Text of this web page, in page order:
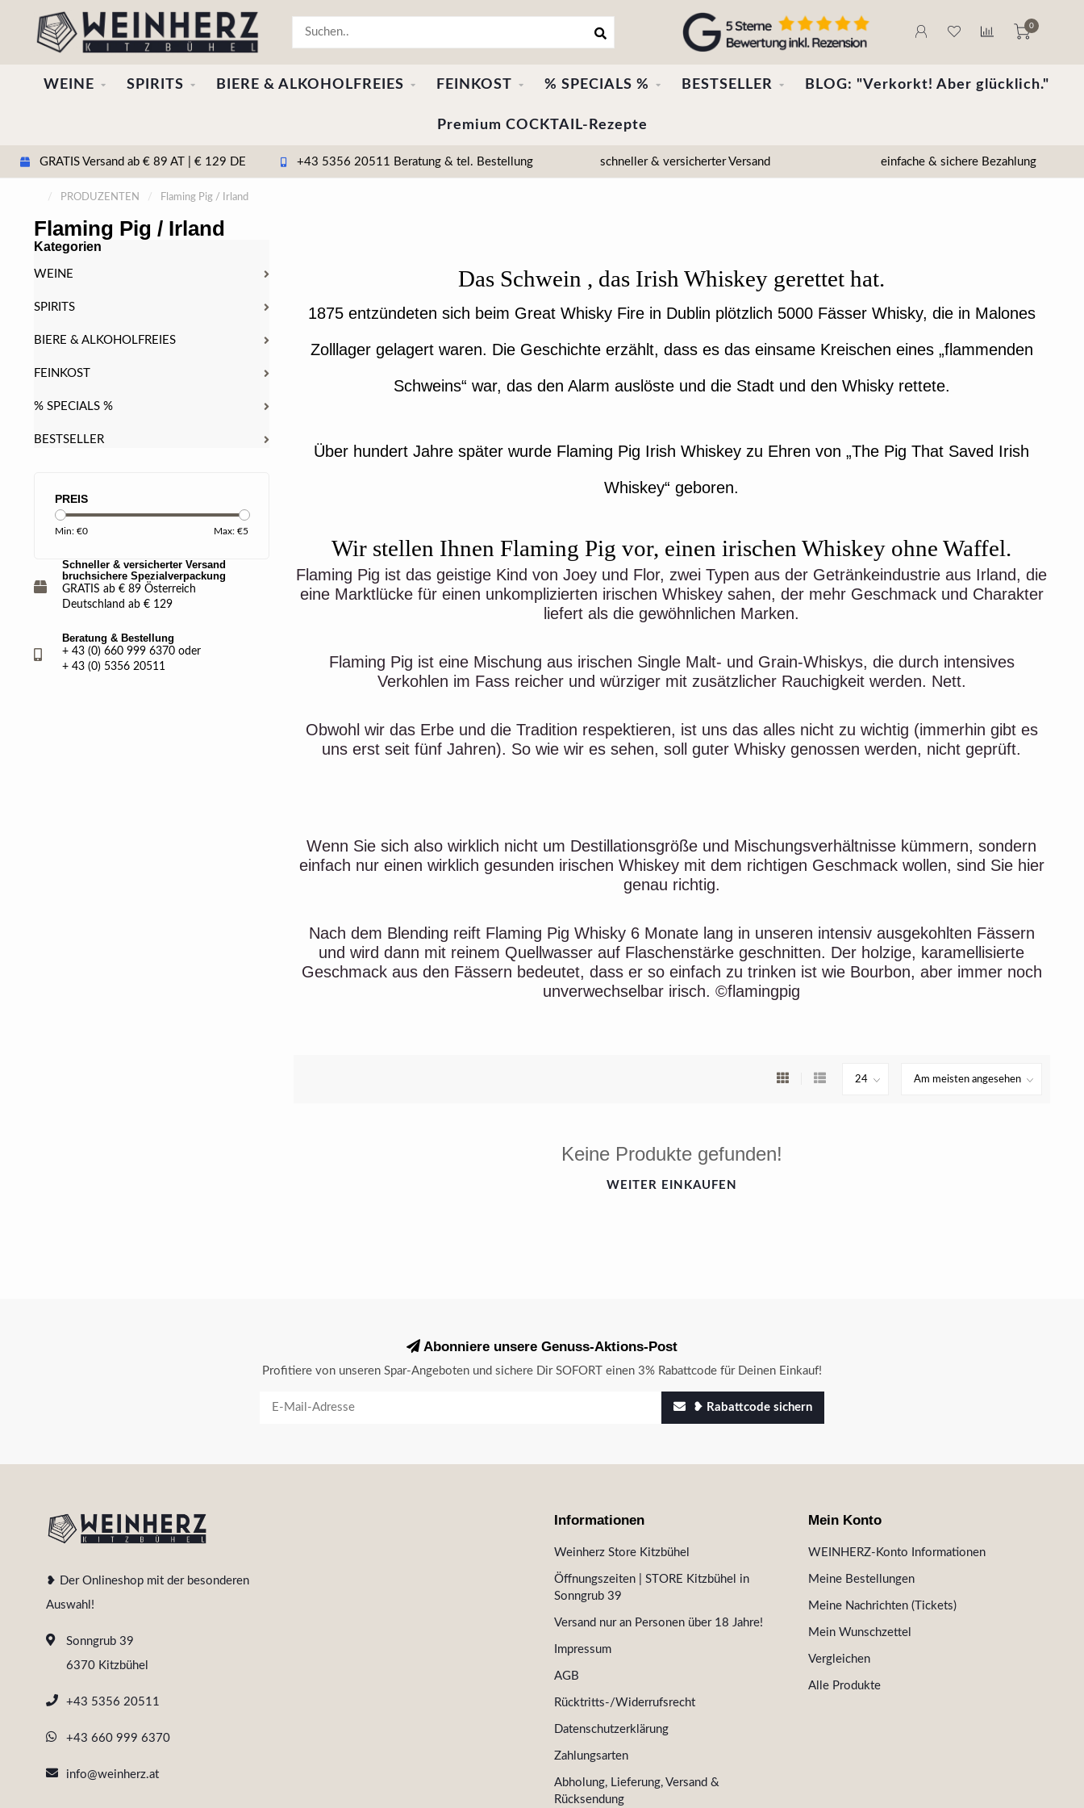
0
WEINE SPIRITS BIERE & ALKOHOLFREIES FEINKOST % SPECIALS % BESTSELLER BLOG: "Verkorkt! Aber glücklich."
Premium COCKTAIL-Rezepte
GRATIS Versand ab € 89 AT | € 129 DE +43 5356 20511 Beratung & tel. Bestellung schneller & versicherter Versand einfache & sichere Bezahlung
/ PRODUZENTEN / Flaming Pig / Irland
Flaming Pig / Irland
PREIS
Min: €0 Max: €5
Kategorien
WEINE
SPIRITS
BIERE & ALKOHOLFREIES
FEINKOST
% SPECIALS %
BESTSELLER
Schneller & versicherter Versand
bruchsichere Spezialverpackung
GRATIS ab € 89 Österreich
Deutschland ab € 129
Beratung & Bestellung
+ 43 (0) 660 999 6370 oder
+ 43 (0) 5356 20511
Das Schwein , das Irish Whiskey gerettet hat.
1875 entzündeten sich beim Great Whisky Fire in Dublin plötzlich 5000 Fässer Whisky, die in Malones
Zolllager gelagert waren. Die Geschichte erzählt, dass es das einsame Kreischen eines „flammenden
Schweins“ war, das den Alarm auslöste und die Stadt und den Whisky rettete.
Über hundert Jahre später wurde Flaming Pig Irish Whiskey zu Ehren von „The Pig That Saved Irish
Whiskey“ geboren.
Wir stellen Ihnen Flaming Pig vor, einen irischenWhiskey ohne Waffel.
Flaming Pig ist das geistige Kind von Joey und Flor, zwei Typen aus der Getränkeindustrie aus Irland, die
eine Marktlücke für einen unkomplizierten irischen Whiskey sahen, der mehr Geschmack und Charakter
liefert als die gewöhnlichen Marken.
Flaming Pig ist eine Mischung aus irischen Single Malt- und Grain-Whiskys, die durch intensives
Verkohlen im Fass reicher und würziger mit zusätzlicher Rauchigkeit werden. Nett.
Obwohl wir das Erbe und die Tradition respektieren, ist uns das alles nicht zu wichtig (immerhin gibt es
uns erst seit fünf Jahren). So wie wir es sehen, soll guter Whisky genossen werden, nicht geprüft.
Wenn Sie sich also wirklich nicht um Destillationsgröße und Mischungsverhältnisse kümmern, sondern
einfach nur einen wirklich gesunden irischen Whiskey mit dem richtigen Geschmack wollen, sind Sie hier
genau richtig.
Nach dem Blending reift Flaming Pig Whisky 6 Monate lang in unseren intensiv ausgekohlten Fässern
und wird dann mit reinem Quellwasser auf Flaschenstärke geschnitten. Der holzige, karamellisierte
Geschmack aus den Fässern bedeutet, dass er so einfach zu trinken ist wie Bourbon, aber immer noch
unverwechselbar irisch. ©flamingpig
Keine Produkte gefunden!
WEITER EINKAUFEN
Abonniere unsere Genuss-Aktions-Post
Profitiere von unseren Spar-Angeboten und sichere Dir SOFORT einen 3% Rabattcode für Deinen Einkauf!
❥ Rabattcode sichern
❥ Der Onlineshop mit der besonderen
Auswahl!
Sonngrub 39
6370 Kitzbühel
+43 5356 20511
+43 660 999 6370
info@weinherz.at
Informationen
Weinherz Store Kitzbühel
Öffnungszeiten | STORE Kitzbühel in
Sonngrub 39
Versand nur an Personen über 18 Jahre!
Impressum
AGB
Rücktritts-/Widerrufsrecht
Datenschutzerklärung
Zahlungsarten
Abholung, Lieferung, Versand &
Rücksendung
Mein Konto
WEINHERZ-Konto Informationen
Meine Bestellungen
Meine Nachrichten (Tickets)
Mein Wunschzettel
Vergleichen
Alle Produkte